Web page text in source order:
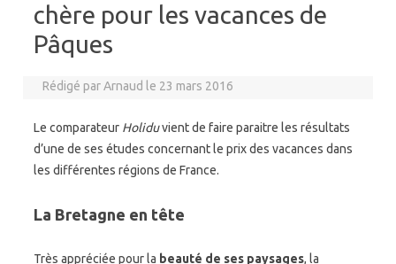
chère pour les vacances de
Pâques
Rédigé parArnaud le 23 mars 2016
Le comparateur Holiduvient de faire paraitre les résultats
d’une de ses études concernant le prix des vacances dans
les différentes régions de France.
La Bretagne en tête
Très appréciée pour la beauté de ses paysages, la